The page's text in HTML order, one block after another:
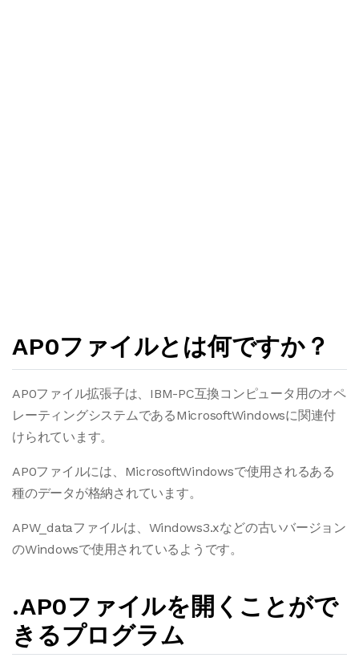
AP0ファイルとは何ですか？
AP0ファイル拡張子は、IBM-PC互換コンピュータ用のオペ
レーティングシステムであるMicrosoftWindowsに関連付
けられています。
AP0ファイルには、MicrosoftWindowsで使用されるある
種のデータが格納されています。
APW_dataファイルは、Windows3.xなどの古いバージョン
のWindowsで使用されているようです。
.AP0ファイルを開くことがで
きるプログラム